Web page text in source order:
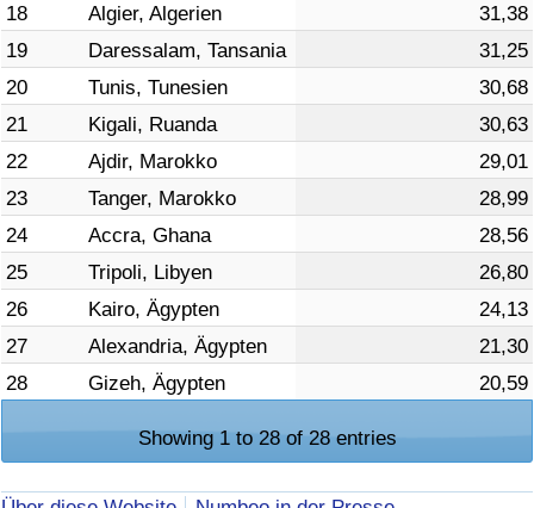
18
Algier, Algerien
31,38
19
Daressalam, Tansania
31,25
20
Tunis, Tunesien
30,68
21
Kigali, Ruanda
30,63
22
Ajdir, Marokko
29,01
23
Tanger, Marokko
28,99
24
Accra, Ghana
28,56
25
Tripoli, Libyen
26,80
26
Kairo, Ägypten
24,13
27
Alexandria, Ägypten
21,30
28
Gizeh, Ägypten 20,59
Showing 1 to 28 of 28 entries